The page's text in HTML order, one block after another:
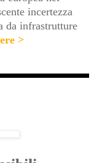
incertezza
da infrastrutture
>